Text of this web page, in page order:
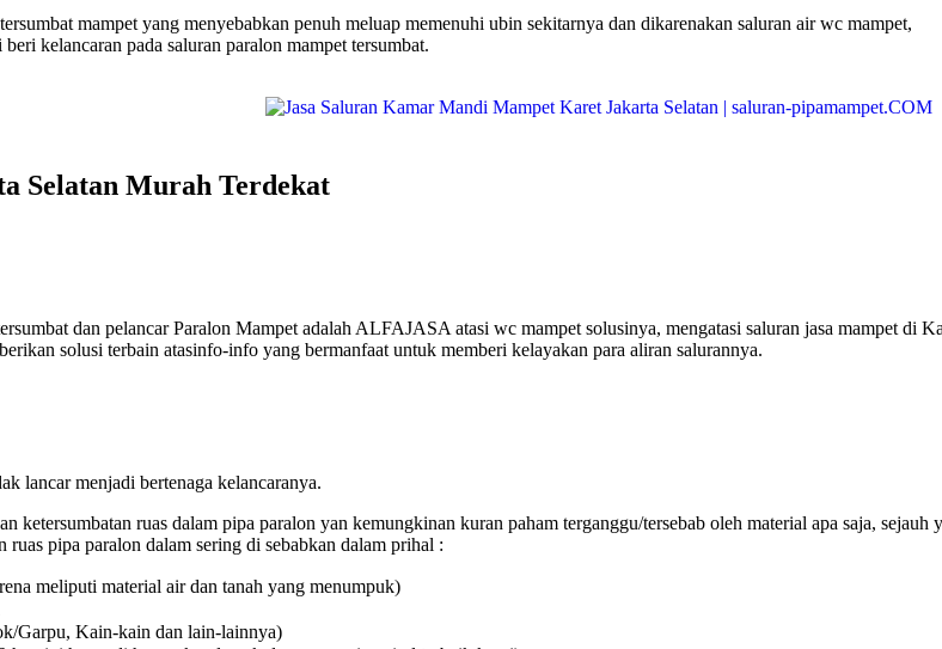
mampet yang menyebabkan penuh meluap memenuhi ubin sekitarnya dan dikarenakan saluran air wc mampet,
kelancaran pada saluran paralon mampet tersumbat.
Selatan Murah Terdekat
dan pelancar Paralon Mampet adalah ALFAJASA atasi wc mampet solusinya, mengatasi saluran jasa mampet di
solusi terbain atasinfo-info yang bermanfaat untuk memberi kelayakan para aliran salurannya.
lancar menjadi bertenaga kelancaranya.
ruas dalam pipa paralon yan kemungkinan kuran paham terganggu/tersebab oleh material apa saja, sejauh
pipa paralon dalam sering di sebabkan dalam prihal :
meliputi material air dan tanah yang menumpuk)
Garpu, Kain-kain dan lain-lainnya)